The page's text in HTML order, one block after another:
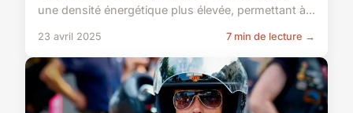
une densité énergétique plus élevée, permettant à...
23 avril 2025 7 min de lecture →